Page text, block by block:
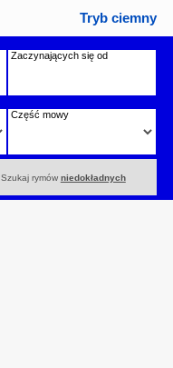
Tryb ciemny
Zaczynających się od
Część mowy
Szukaj rymów niedokładnych